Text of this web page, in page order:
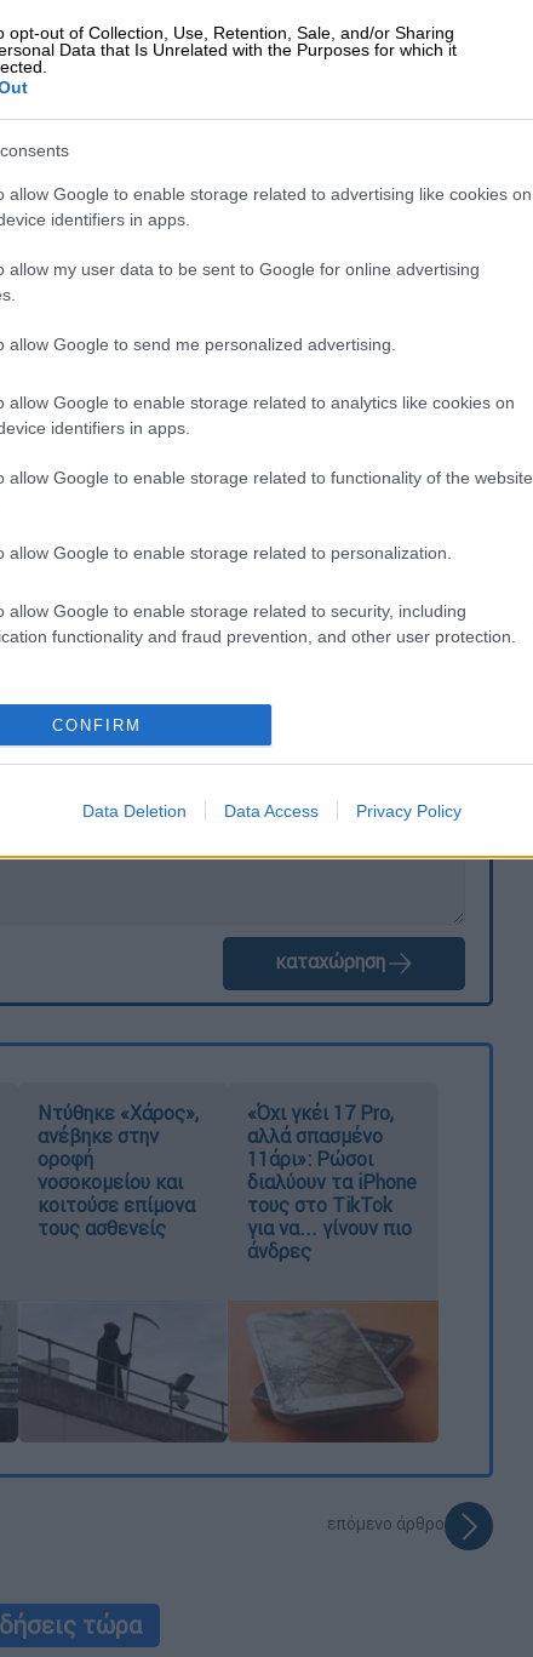
opt-out of Collection, Use, Retention, Sale, and/or Sharing
Data that Is Unrelated with the Purposes for which it
allow Google to enable storage related to advertising like cookies on
identifiers in apps.
allow my user data to be sent to Google for online advertising
allow Google to send me personalized advertising.
allow Google to enable storage related to analytics like cookies on
identifiers in apps.
allow Google to enable storage related to functionality of the website
allow Google to enable storage related to personalization.
allow Google to enable storage related to security, including
functionality and fraud prevention, and other user protection.
CONFIRM
Data Deletion Data Access Privacy Policy
Μαφία»: Οι κατηγορίες κατά
πρώην Προέδρου
από το γιοτ, το οποίο συνεχίζει το
και να βεβαιωθεί ότι το
μετά τηνκατάσχεση από το Ηνωμένο
με τη Ρωσία στα ανοικτά των ακτών
ήταν η πρώτη φορά που
με στόχο τη διακοπή εσόδων από το
συμβάλλουν στη χρηματοδότηση του
ΕΘΝΟΣ θα παρεμβαίνει και τα προσβλητικά σχόλια θα
καταχώρηση
Ντύθηκε «Χάρος»,
ανέβηκε στην
οροφή
νοσοκομείου και
κοιτούσε επίμονα
τους ασθενείς
«Όχι γκέι 17 Pro,
αλλά σπασμένο
11άρι»: Ρώσοι
διαλύουν τα iPhone
τους στο TikTok
για να... γίνουν πιο
άνδρες
επόμενο άρθρο
τώρα